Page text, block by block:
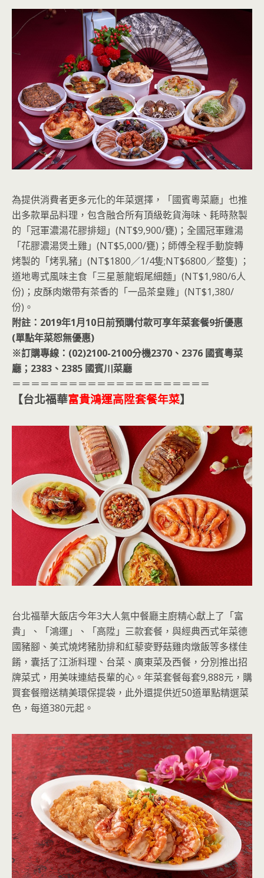
為提供消費者更多元化的年菜選擇，「國賓粵菜廳」也推
出多款單品料理，包含融合所有頂級乾貨海味、耗時熬製
的「冠軍濃湯花膠排翅」(NT$9,900/甕)；全國冠軍雞湯
「花膠濃湯煲土雞」(NT$5,000/甕)；師傅全程手動旋轉
烤製的「烤乳豬」(NT$1800／1/4隻;NT$6800／整隻) ；
道地粵式風味主食「三星蔥龍蝦尾細麵」(NT$1,980/6人
份)；皮酥肉嫩帶有茶香的「一品茶皇雞」(NT$1,380/
份)。
附註：2019年1月10日前預購付款可享年菜套餐9折優惠
(單點年菜恕無優惠)
※訂購專線：(02)2100-2100分機2370、2376 國賓粵菜
廳；2383、2385 國賓川菜廳
＝＝＝＝＝＝＝＝＝＝＝＝＝＝＝＝＝＝＝＝＝
【台北福華富貴鴻運高陞套餐年菜】
台北福華大飯店今年3大人氣中餐廳主廚精心獻上了「富
貴」、「鴻運」、「高陞」三款套餐，與經典西式年菜德
國豬腳、美式燒烤豬肋排和紅藜麥野菇雞肉燉飯等多樣佳
餚，囊括了江浙料理、台菜、廣東菜及西餐，分別推出招
牌菜式，用美味連結長輩的心。年菜套餐每套9,888元，購
買套餐贈送精美環保提袋，此外還提供近50道單點精選菜
色，每道380元起。